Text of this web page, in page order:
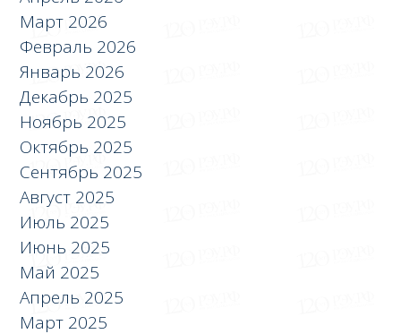
Март 2026
Февраль 2026
Январь 2026
Декабрь 2025
Ноябрь 2025
Октябрь 2025
Сентябрь 2025
Август 2025
Июль 2025
Июнь 2025
Май 2025
Апрель 2025
Март 2025